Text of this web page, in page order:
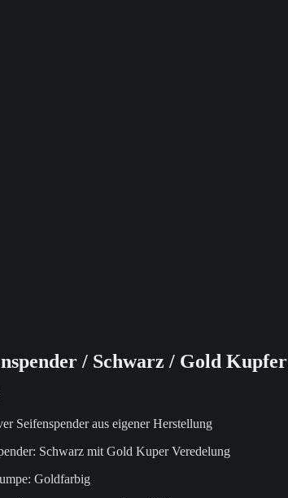
/ Schwarz / Gold Kupfer
Seifenspender aus eigener Herstellung
Schwarz mit Gold Kuper Veredelung
Goldfarbig